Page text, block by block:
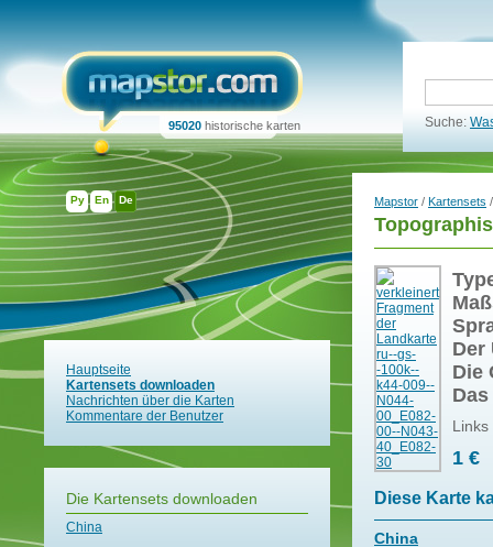
Ру En De
95020 historische karten Suche:
Hauptseite
Kartensets downloaden
Nachrichten über die Karten
Kommentare der Benutzer
Die Kartensets downloaden
China
Mapstor / Kartensets
Der
Die
1 €
Diese Karte
China